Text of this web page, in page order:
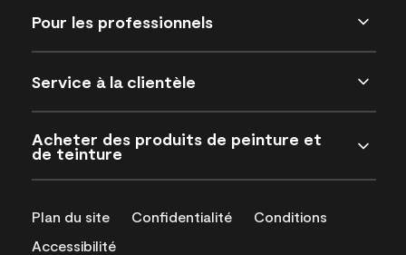
Pour les professionnels
Service à la clientèle
Acheter des produits de peinture et
de teinture
Plan du site Confidentialité
Conditions
Accessibilité